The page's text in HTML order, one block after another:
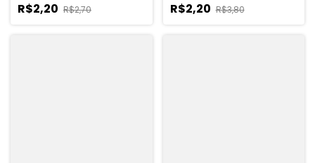
R$2,20 R$2,70 R$2,20 R$3,80